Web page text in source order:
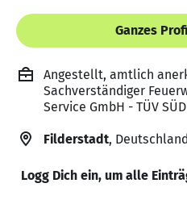
Ganzes
Angestellt, amtlich
Sachverständiger
Service GmbH - TÜV
Filderstadt, Deutschland
Logg Dich ein, um alle